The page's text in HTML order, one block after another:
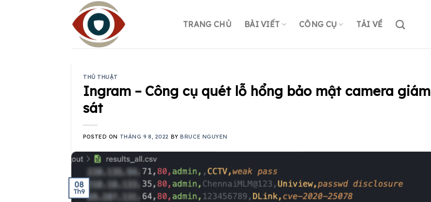
TRANG CHỦ BÀI VIẾT CÔNG CỤ TẢI VỀ
THỦ THUẬT
Ingram – Công cụ quét lỗ hổng bảo mật camera giám
sát
POSTED ON THÁNG 9 8, 2022 BYBRUCE NGUYEN
08
Th9